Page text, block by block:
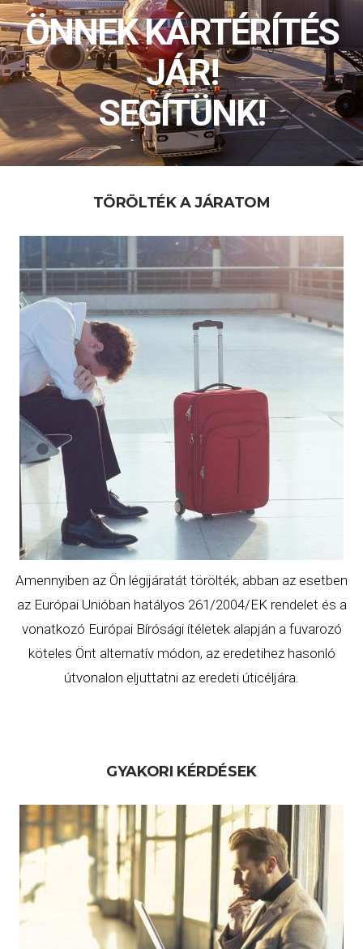
ÖNNEK KÁRTÉRÍTÉS
JÁR!
SEGÍTÜNK!
TÖRÖLTÉK A JÁRATOM
Amennyiben az Ön légijáratát törölték, abban az esetben
az Európai Unióban hatályos 261/2004/EK rendelet és a
vonatkozó Európai Bírósági ítéletek alapján a fuvarozó
köteles Önt alternatív módon, az eredetihez hasonló
útvonalon eljuttatni az eredeti úticéljára.
GYAKORI KÉRDÉSEK